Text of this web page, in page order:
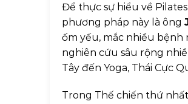
Để thực sự hiểu về
phương pháp này là ông
ốm yếu, mắc nhiều bệnh
nghiên cứu sâu rộng
Tây đến Yoga, Thái Cực
Trong Thế chiến thứ